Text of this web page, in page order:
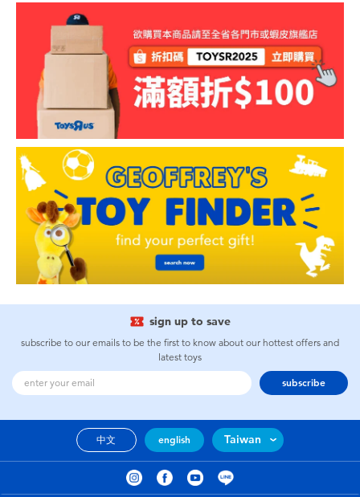
sign up to save
subscribe to our emails to be the first to know about our hottest offers and
latest toys
subscribe
中文 english Taiwan